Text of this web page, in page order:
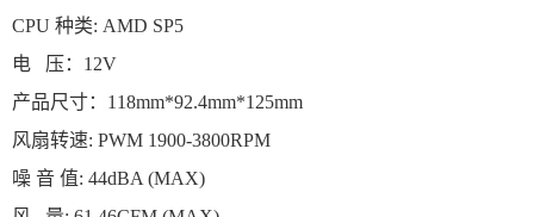
CPU 种类: AMD SP5
电 压：12V
产品尺寸：118mm*92.4mm*125mm
风扇转速: PWM 1900-3800RPM
噪 音 值: 44dBA (MAX)